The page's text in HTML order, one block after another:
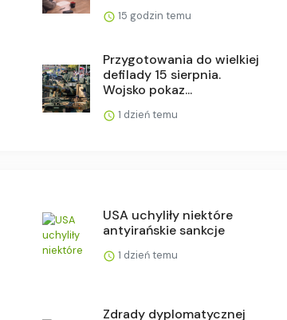
15 godzin temu
Przygotowania do wielkiej
defilady 15 sierpnia.
Wojsko pokaz...
1 dzień temu
USA uchyliły niektóre
antyirańskie sankcje
1 dzień temu
Zdrady dyplomatycznej